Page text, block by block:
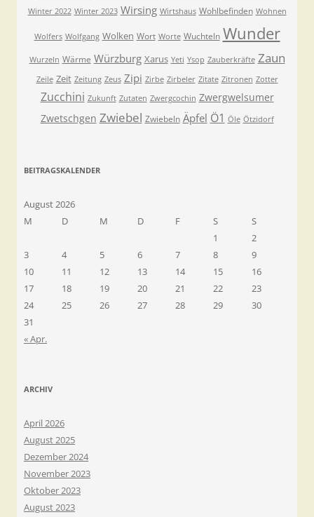
Winter 2022 Winter 2023 Wirsing Wirtshaus Wohlbefinden Wohnen
Wolfers Wolfgang Wolken Wort Worte Wuchteln Wunder
Wurzeln Wärme Würzburg Xarus Yeti Ysop Zauberkräfte Zaun
Zeile Zeit Zeitung Zeus Zipi Zirbe Zirbeler Zitate Zitronen Zotter
Zucchini Zukunft Zutaten Zwergcochin Zwergwelsumer
Zwetschgen Zwiebel Zwiebeln Äpfel Ö1 Öle Ötzidorf
BEITRAGSKALENDER
August 2026
M
D M D F S
S
1
2
3
4 5 6 7 8
9
10
11 12 13 14 15
16
17
18 19 20 21 22
23
24
25 26 27 28 29
30
31
« Apr.
ARCHIV
April 2026
August 2025
Dezember 2024
November 2023
Oktober 2023
August 2023